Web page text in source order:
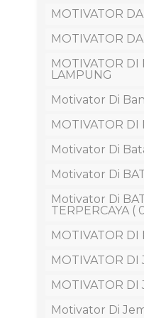
MOTIVATOR
MOTIVATOR
MOTIVATOR DI
LAMPUNG
Motivator Di
MOTIVATOR DI
Motivator Di
Motivator Di
Motivator Di
TERPERCAYA (
MOTIVATOR DI
MOTIVATOR DI
MOTIVATOR DI
Motivator Di